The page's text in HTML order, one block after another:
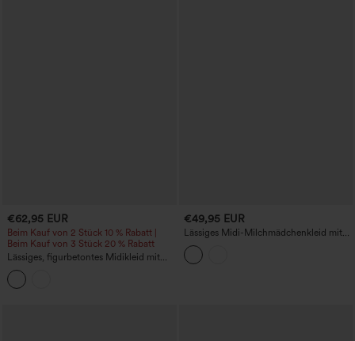
€62,95 EUR
Beim Kauf von 2 Stück 10 % Rabatt |
Beim Kauf von 3 Stück 20 % Rabatt
Lässiges, figurbetontes Midikleid mit
Rundhalsausschnitt, langen Ärmeln und
Seitenschlitz
€49,95 EUR
Lässiges Midi-Milchmädchenkleid mit
quadratischem Ausschnitt,
Schnürkorsett und Taschen